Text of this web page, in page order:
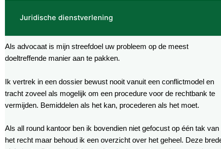
Juridische dienstverlening
Als advocaat is mijn streefdoel uw probleem op de meest
doeltreffende manier aan te pakken.
Ik vertrek in een dossier bewust nooit vanuit een conflictmodel en
tracht zoveel als mogelijk om een procedure voor de rechtbank te
vermijden. Bemiddelen als het kan, procederen als het moet.
Als all round kantoor ben ik bovendien niet gefocust op één tak van
het recht maar behoud ik een overzicht over het geheel. Deze